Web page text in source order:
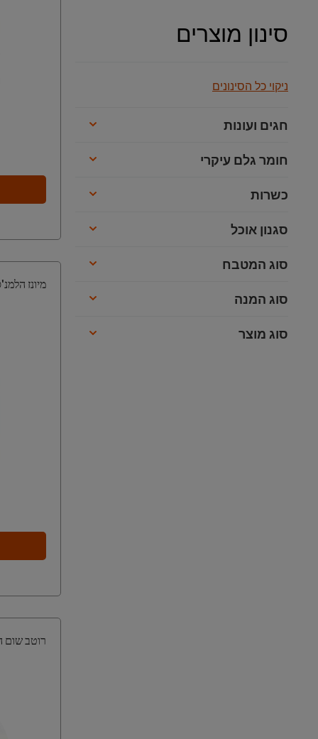
סינון מוצרים
ניקוי כל הסינונים
חגים ועונות
חומר גלם עיקרי
כשרות
סגנון אוכל
סוג המטבח
סוג המנה
סוג מוצר
מיונז הלמנ'ס
רוטב שום